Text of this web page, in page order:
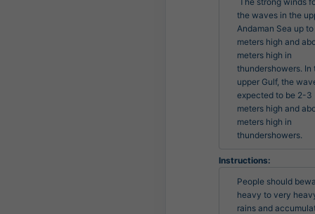
the waves in the
Andaman Sea up
meters high and
meters high in
thundershowers. In
upper Gulf, the
expected to be 2-3
meters high and
meters high in
thundershowers.
Instructions:
People should
heavy to very
rains and